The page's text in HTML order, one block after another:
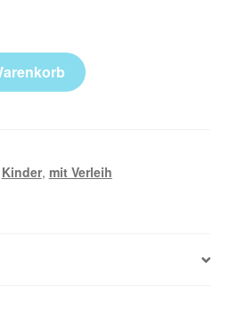
Kinder, mit Verleih